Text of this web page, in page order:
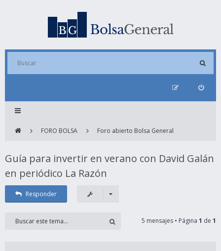
FORO BOLSA Foro abierto Bolsa General
Guía para invertir en verano con David Galán
en periódico La Razón
Responder
5 mensajes • Página 1 de 1